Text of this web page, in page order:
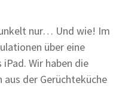
nur… Und wie! Im
über eine
Wir haben die
der Gerüchteküche